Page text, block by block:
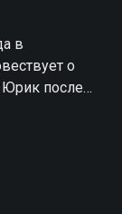
в
о
Юрик после
без вести,
и теперь
«Дикие